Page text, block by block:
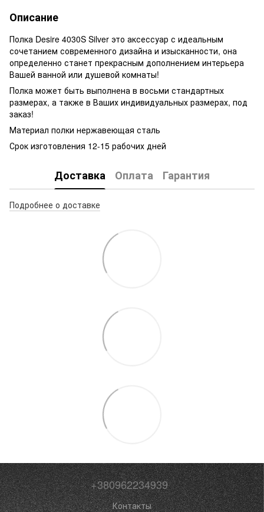
Описание
Полка Desire 4030S Silver это аксессуар с идеальным
сочетанием современного дизайна и изысканности, она
определенно станет прекрасным дополнением интерьера
Вашей ванной или душевой комнаты!
Полка может быть выполнена в восьми стандартных
размерах, а также в Ваших индивидуальных размерах, под
заказ!
Материал полки нержавеющая сталь
Срок изготовления 12-15 рабочих дней
Доставка Оплата Гарантия
Подробнее о доставке
+380962234939
Контакты